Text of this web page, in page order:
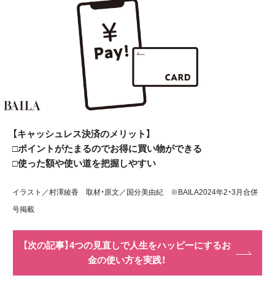
【キャッシュレス決済のメリット】
□ポイントがたまるのでお得に買い物ができる
□使った額や使い道を把握しやすい
イラスト／村澤綾香 取材・原文／国分美由紀 ※BAILA2024年2・3月合併
号掲載
【次の記事】4つの見直しで人生をハッピーにするお
金の使い方を実践！